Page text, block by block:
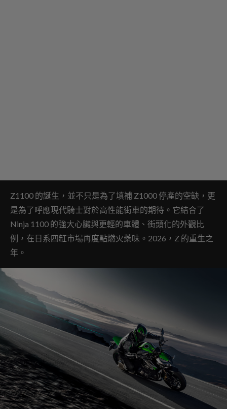
Z1100 的誕生，並不只是為了填補 Z1000 停產的空缺，更
是為了呼應現代騎士對於高性能街車的期待。它結合了
Ninja 1100 的強大心臟與更輕的車體、街頭化的外觀比
例，在日系四缸市場再度點燃火藥味。2026，Z 的重生之
年。